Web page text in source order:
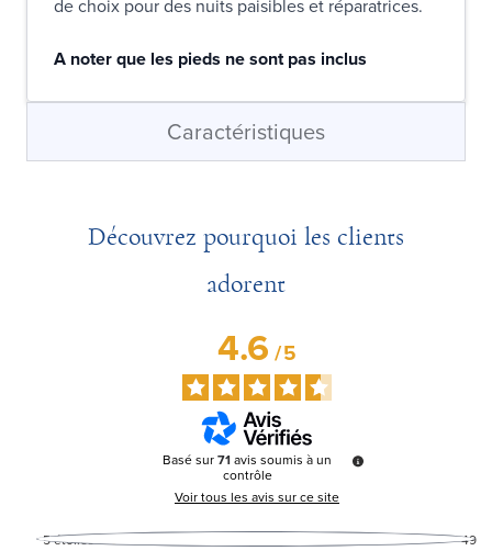
de choix pour des nuits paisibles et réparatrices.
A noter que les pieds ne sont pas inclus
Caractéristiques
Découvrez pourquoi les clients
adorent
4.6/5
Basé sur71avis soumis à un
contrôle
Voir tous les avis sur ce site
5étoiles 49